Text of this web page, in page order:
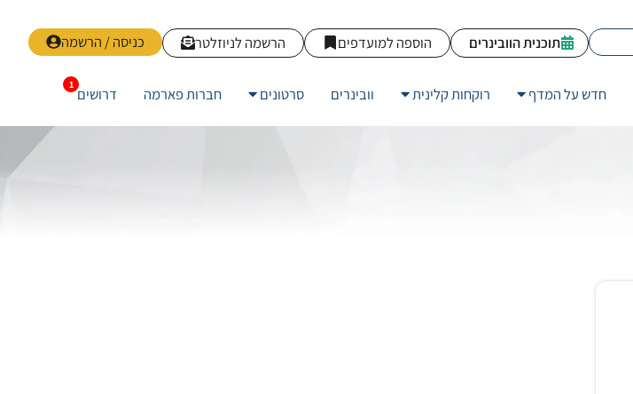
כניסה / הרשמה הרשמה לניוזלטר הוספה למועדפים תוכנית הוובינרים
חדש על המדף רוקחות קלינית וובינרים סרטונים חברות פארמה דרושים